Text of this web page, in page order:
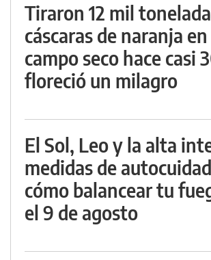
Tiraron 12 mil
cáscaras de naranja
campo seco hace casi
floreció un milagro
El Sol, Leo y la alta
medidas de
cómo balancear tu
el 9 de agosto